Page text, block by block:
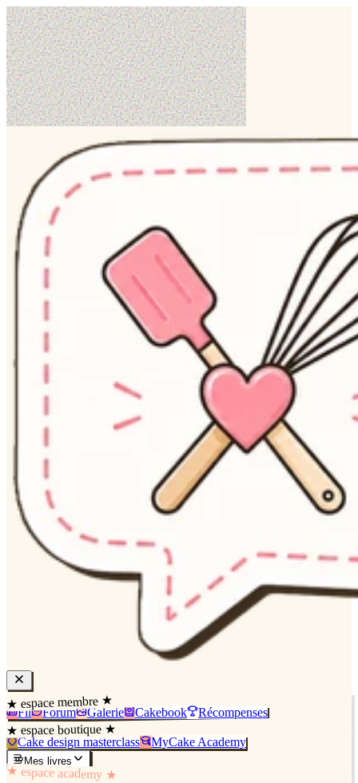
★ espace membre ★
Fil Forum Galerie Cakebook Récompenses
★ espace boutique ★
Cake design masterclass MyCake Academy
Mes livres
★ espace academy ★